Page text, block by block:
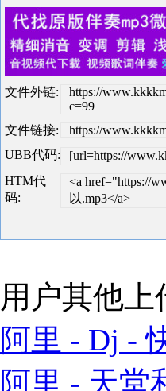
文件外链:
https://
c=99
文件链接:
https://
UBB代码:
[url=https://
HTM代
码:
<a href="https://
以.mp3</a>
用户其他上
阿里 - Dj -
阿里 - 天堂